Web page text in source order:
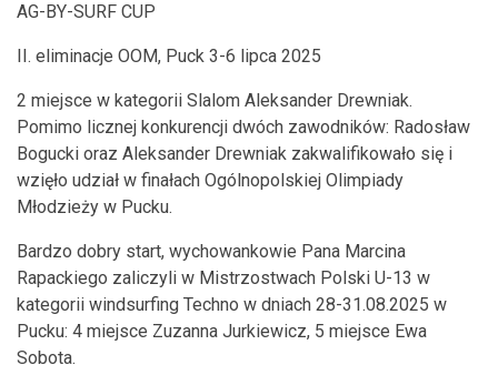
AG-BY-SURF CUP
II. eliminacje OOM, Puck 3-6 lipca 2025
2 miejsce w kategorii Slalom Aleksander Drewniak.
Pomimo licznej konkurencji dwóch zawodników: Radosław
Bogucki oraz Aleksander Drewniak zakwalifikowało się i
wzięło udział w finałach Ogólnopolskiej Olimpiady
Młodzieży w Pucku.
Bardzo dobry start, wychowankowie Pana Marcina
Rapackiego zaliczyli w Mistrzostwach Polski U-13 w
kategorii windsurfing Techno w dniach 28-31.08.2025 w
Pucku: 4 miejsce Zuzanna Jurkiewicz, 5 miejsce Ewa
Sobota.